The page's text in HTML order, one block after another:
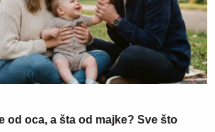
od oca, a šta od majke? Sve što